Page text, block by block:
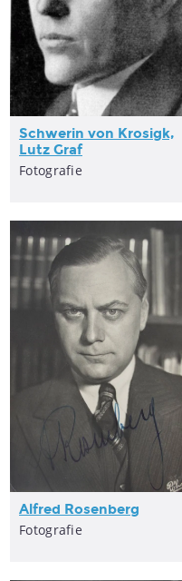
Schwerin von Krosigk,
Lutz Graf
Fotografie
Alfred Rosenberg
Fotografie